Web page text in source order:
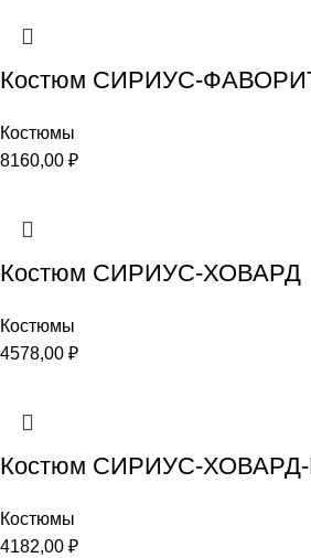
Костюм СИРИУС-
Костюмы
8160,00 ₽
Костюм СИРИУС-ХОВАРД
Костюмы
4578,00 ₽
Костюм СИРИУС-
Костюмы
4182,00 ₽